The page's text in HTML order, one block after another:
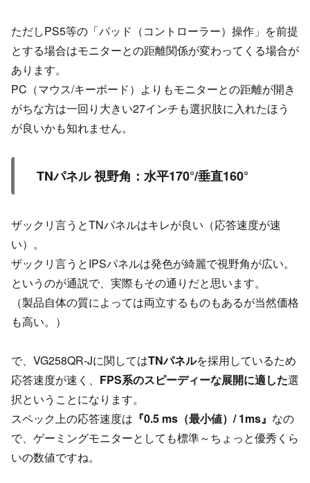
ただしPS5等の「パッド（コントローラー）操作」を前提
とする場合はモニターとの距離関係が変わってくる場合が
あります。
PC（マウス/キーボード）よりもモニターとの距離が開き
がちな方は一回り大きい27インチも選択肢に入れたほう
が良いかも知れません。
TNパネル 視野角：水平170°/垂直160°
ザックリ言うとTNパネルはキレが良い（応答速度が速
い）。
ザックリ言うとIPSパネルは発色が綺麗で視野角が広い。
というのが通説で、実際もその通りだと思います。
（製品自体の質によっては両立するものもあるが当然価格
も高い。）
で、VG258QR-Jに関してはTNパネルを採用しているため
応答速度が速く、 FPS系のスピーディーな展開に適した選
択ということになります。
スペック上の応答速度は 『0.5 ms（最小値）/ 1ms』 なの
で、ゲーミングモニターとしても標準～ちょっと優秀くら
いの数値ですね。